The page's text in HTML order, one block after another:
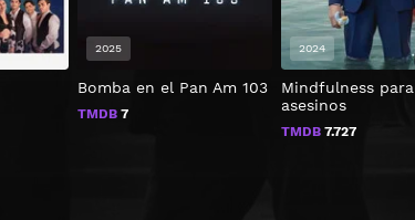
Bomba en el Pan Am 103
TMDB7
2025
Mindfulness para
asesinos
TMDB7.727
2024